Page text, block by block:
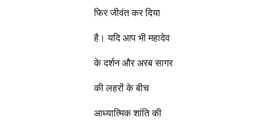
फिर जीवंत कर दिया
है। यदि आप भी महादेव
के दर्शन और अरब सागर
की लहरों के बीच
आध्यात्मिक शांति की